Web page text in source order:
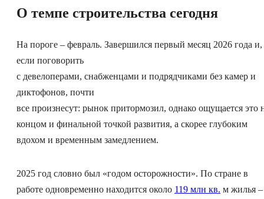
О темпе строительства сегодня
На пороге – февраль. Завершился первый месяц 2026 года и,
если поговорить
с девелоперами, снабженцами и подрядчиками без камер и
диктофонов, почти
все произнесут: рынок притормозил, однако ощущается это
концом и финальной точкой развития, а скорее глубоким
вдохом и временным замедлением.
2025 год словно был «годом осторожности». По стране в
работе одновременно находится около 119 млн кв. м жилья –